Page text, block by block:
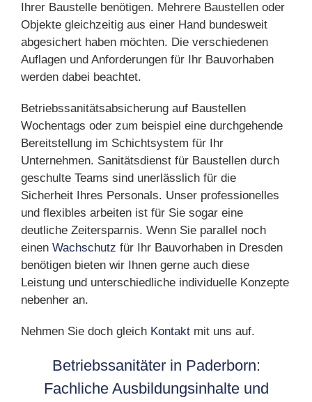
Ihrer Baustelle benötigen. Mehrere Baustellen oder
Objekte gleichzeitig aus einer Hand bundesweit
abgesichert haben möchten. Die verschiedenen
Auflagen und Anforderungen für Ihr Bauvorhaben
werden dabei beachtet.
Betriebssanitätsabsicherung auf Baustellen
Wochentags oder zum beispiel eine durchgehende
Bereitstellung im Schichtsystem für Ihr
Unternehmen. Sanitätsdienst für Baustellen durch
geschulte Teams sind unerlässlich für die
Sicherheit Ihres Personals. Unser professionelles
und flexibles arbeiten ist für Sie sogar eine
deutliche Zeitersparnis. Wenn Sie parallel noch
einen Wachschutz für Ihr Bauvorhaben in Dresden
benötigen bieten wir Ihnen gerne auch diese
Leistung und unterschiedliche individuelle Konzepte
nebenher an.
Nehmen Sie doch gleich Kontakt mit uns auf.
Betriebssanitäter in Paderborn:
Fachliche Ausbildungsinhalte und